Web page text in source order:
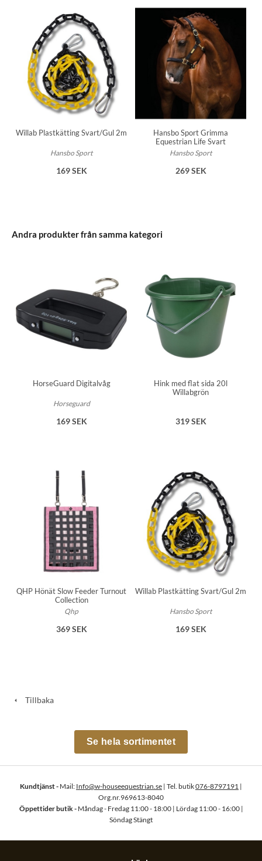
Willab Plastkätting Svart/Gul 2m
Hansbo Sport
169 SEK
Hansbo Sport Grimma
Equestrian Life Svart
Hansbo Sport
269 SEK
Andra produkter från samma kategori
HorseGuard Digitalvåg
Horseguard
169 SEK
Hink med flat sida 20l
Willabgrön
319 SEK
QHP Hönät Slow Feeder Turnout
Collection
Qhp
369 SEK
Willab Plastkätting Svart/Gul 2m
Hansbo Sport
169 SEK
Tillbaka
Se hela sortimentet
Kundtjänst - Mail: Info@w-houseequestrian.se | Tel. butik076-8797191 |
Org.nr.969613-8040
Öppettider butik - Måndag - Fredag 11:00 - 18:00 | Lördag 11:00 - 16:00 |
Söndag Stängt